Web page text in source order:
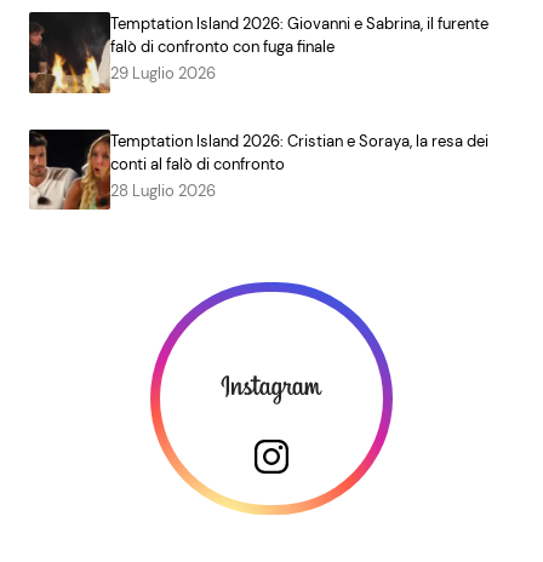
Temptation Island 2026: Giovanni e Sabrina, il furente
falò di confronto con fuga finale
29 Luglio 2026
Temptation Island 2026: Cristian e Soraya, la resa dei
conti al falò di confronto
28 Luglio 2026